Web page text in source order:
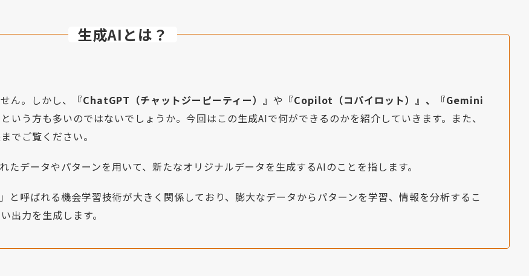
生成AIとは？
ん。しかし、 『ChatGPT（チャットジーピーティー）』 や 『Copilot（コパイロット）』、『Gemini
いう方も多いのではないでしょうか。今回はこの生成AIで何ができるのかを紹介していきます。また、
でご覧ください。
データやパターンを用いて、新たなオリジナルデータを生成するAIのことを指します。
と呼ばれる機会学習技術が大きく関係しており、膨大なデータからパターンを学習、情報を分析するこ
出力を生成します。